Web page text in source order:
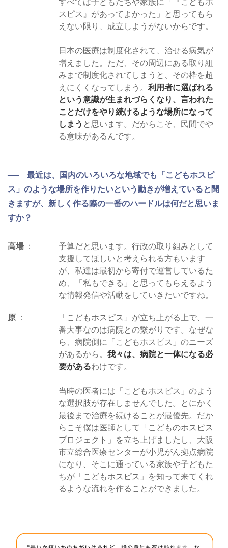
すべては子どもたちや家族に「『こどもホ
スピス』があってよかった」と思ってもら
えない限り、成立しようがないからです。
日本の医療は制度化されて、治せる病気が
増えました。ただ、その周辺にある取り組
みまで制度化されてしまうと、その枠を超
えにくくなってしまう。利用者に選ばれる
という意識が生まれづらくなり、言われた
ことだけをやり続けるような場所になって
しまう と思います。だからこそ、民間でや
る意味があるんです。
── 最近は、国内のいろいろな地域でも「こどもホスピ
ス」のような場所を作りたいという動きが増えていると聞
きますが、新しく作る際の一番のハードルは何だと思いま
すか？
高場
予算だと思います。行政の取り組みとして
支援してほしいと考えられる方もいます
が、私達は最初から寄付で運営しているた
め、「私もできる」と思ってもらえるよう
な情報発信や活動をしていきたいですね。
原
「こどもホスピス」が立ち上がる上で、一
番大事なのは病院との繋がりです。なぜな
ら、病院側に「こどもホスピス」のニーズ
があるから。我々は、病院と一体になる必
要があるわけです。
当時の医者には「こどもホスピス」のよう
な選択肢が存在しませんでした。とにかく
最後まで治療を続けることが最優先。だか
らこそ僕は医師として「こどものホスピス
プロジェクト」を立ち上げましたし、大阪
市立総合医療センターが小児がん拠点病院
になり、そこに通っている家族や子どもた
ちが「こどもホスピス」を知って来てくれ
るような流れを作ることができました。